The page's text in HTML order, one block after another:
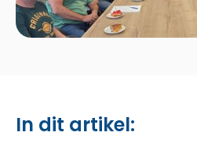
In dit artikel:
Heading 6